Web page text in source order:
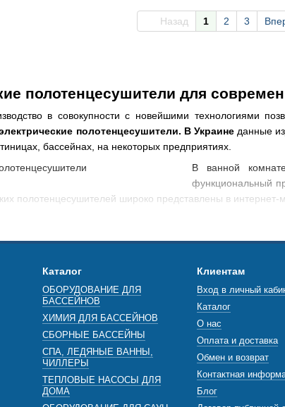
полотенцесушители для
в совокупности с новейшими технологиями
полотенцесушители. В Украинеданные
бассейнах, на некоторых предприятиях.
В ванной
функциональный
полотенцесушителей широко представлены в интернет-
и Laris. Выбрать электрический полотенцесушитель
вы можете на сайте нашего онлайн магазина
в ассортименте онлайн
к покупке разные типы полотенцесушителей, в
и имеют несколько особенностей, которые делают их
Назад 1 2 3
Каталог
ОБОРУДОВАНИЕ ДЛЯ
БАССЕЙНОВ
ХИМИЯ ДЛЯ БАССЕЙНОВ
СБОРНЫЕ БАССЕЙНЫ
СПА, ЛЕДЯНЫЕ ВАННЫ,
ЧИЛЛЕРЫ
ТЕПЛОВЫЕ НАСОСЫ ДЛЯ
ДОМА
Клиентам
Вход в личный
Каталог
О нас
Оплата и доставка
Обмен и возврат
Контактная
Блог